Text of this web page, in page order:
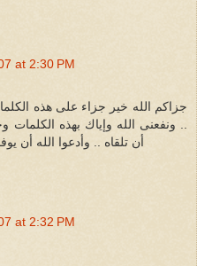
at 2:30 PM
جزاكم الله خير جزاء على هذه
.. ونفعنى الله وإياك بهذه
أن تلقاه .. وأدعوا الله أن
at 2:32 PM